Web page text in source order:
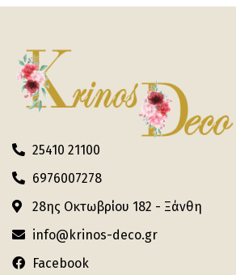
25410 21100
6976007278
28ης Οκτωβρίου 182 - Ξάνθη
info@krinos-deco.gr
Facebook